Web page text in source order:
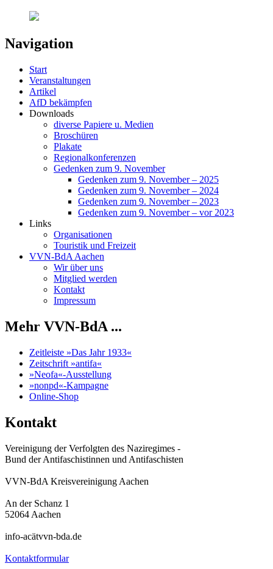
Navigation
Start
Veranstaltungen
Artikel
AfD bekämpfen
Downloads
diverse Papiere u. Medien
Broschüren
Plakate
Regionalkonferenzen
Gedenken zum 9. November
Gedenken zum 9. November – 2025
Gedenken zum 9. November – 2024
Gedenken zum 9. November – 2023
Gedenken zum 9. November – vor 2023
Links
Organisationen
Touristik und Freizeit
VVN-BdA Aachen
Wir über uns
Mitglied werden
Kontakt
Impressum
Mehr VVN-BdA ...
Zeitleiste »Das Jahr 1933«
Zeitschrift »antifa«
»Neofa«-Ausstellung
»nonpd«-Kampagne
Online-Shop
Kontakt
Vereinigung der Verfolgten des Naziregimes -
Bund der Antifaschistinnen und Antifaschisten
VVN-BdA Kreisvereinigung Aachen
An der Schanz 1
52064 Aachen
info-acätvvn-bda.de
Kontaktformular